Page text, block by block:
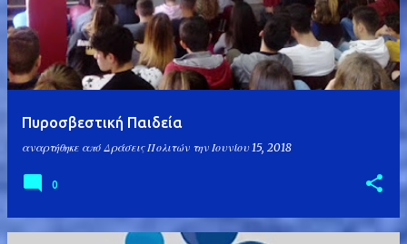
Πυροσβεστική Παιδεία
αναρτήθηκε από Δράσεις Πολιτών την Ιουνίου 15, 2018
0